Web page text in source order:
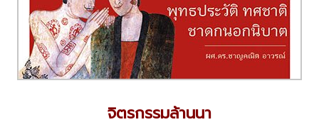
จิตรกรรมล้านนา